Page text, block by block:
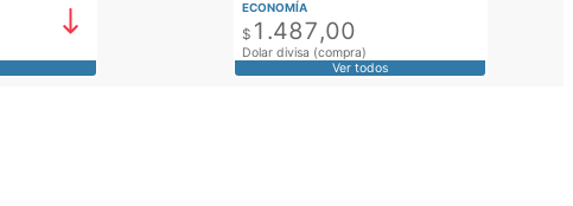
ECONOMÍA
$ 1.487,00
Dolar divisa (compra)
Ver todos